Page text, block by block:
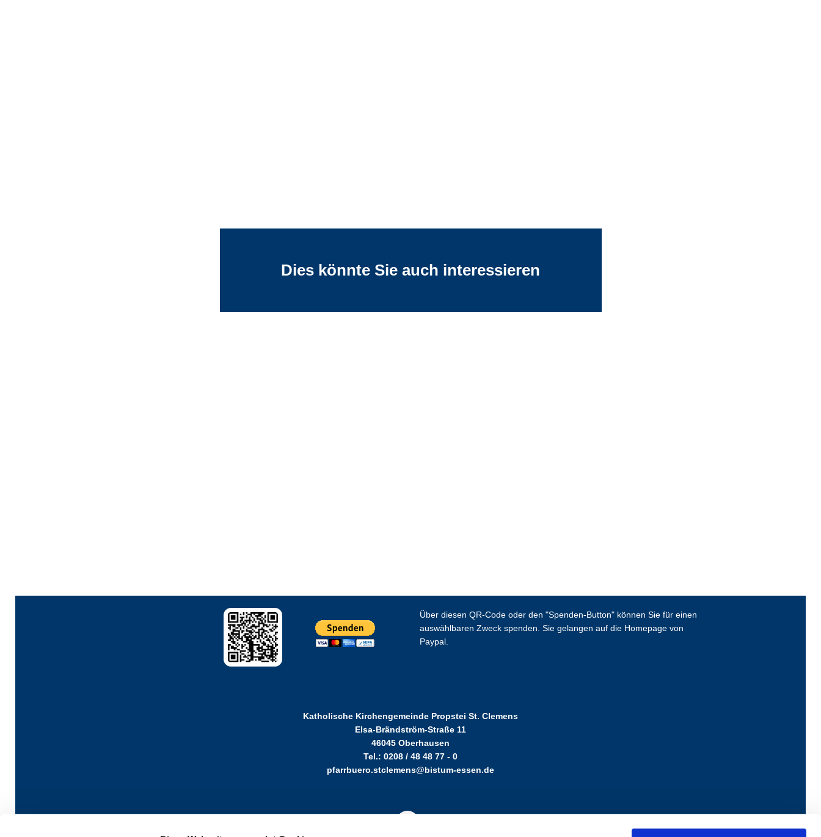
Dies könnte Sie auch interessieren
Über diesen QR-Code oder den "Spenden-Button" können Sie für einen
auswählbaren Zweck spenden. Sie gelangen auf die Homepage von
Paypal.
Katholische Kirchengemeinde Propstei St. Clemens
Elsa-Brändström-Straße 11
46045 Oberhausen
Tel.: 0208 / 48 48 77 - 0
pfarrbuero.stclemens@bistum-essen.de